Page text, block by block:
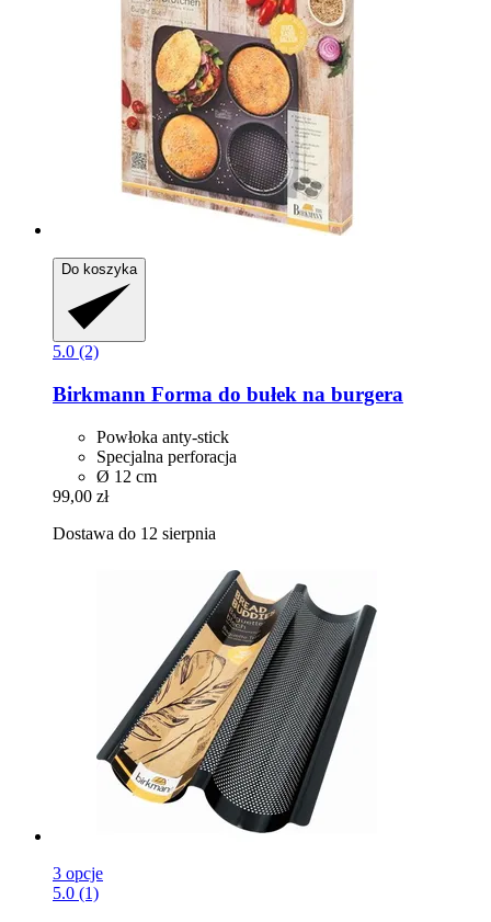
Do koszyka
5.0 (2)
Birkmann Forma do bułek na burgera
Powłoka anty-stick
Specjalna perforacja
Ø 12 cm
99,00 zł
Dostawa do 12 sierpnia
3 opcje
5.0 (1)